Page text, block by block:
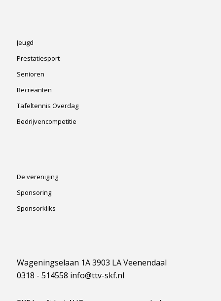
Jeugd
Prestatiesport
Senioren
Recreanten
Tafeltennis Overdag
Bedrijvencompetitie
De vereniging
Sponsoring
Sponsorkliks
Wageningselaan 1A 3903 LA Veenendaal
0318 - 514558 info@ttv-skf.nl